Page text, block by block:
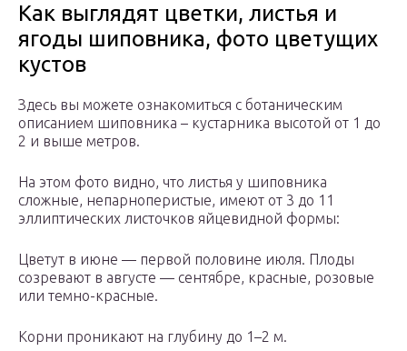
Как выглядят цветки, листья и
ягоды шиповника, фото цветущих
кустов
Здесь вы можете ознакомиться с ботаническим
описанием шиповника – кустарника высотой от 1 до
2 и выше метров.
На этом фото видно, что листья у шиповника
сложные, непарноперистые, имеют от 3 до 11
эллиптических листочков яйцевидной формы:
Цветут в июне — первой половине июля. Плоды
созревают в августе — сентябре, красные, розовые
или темно-красные.
Корни проникают на глубину до 1–2 м.